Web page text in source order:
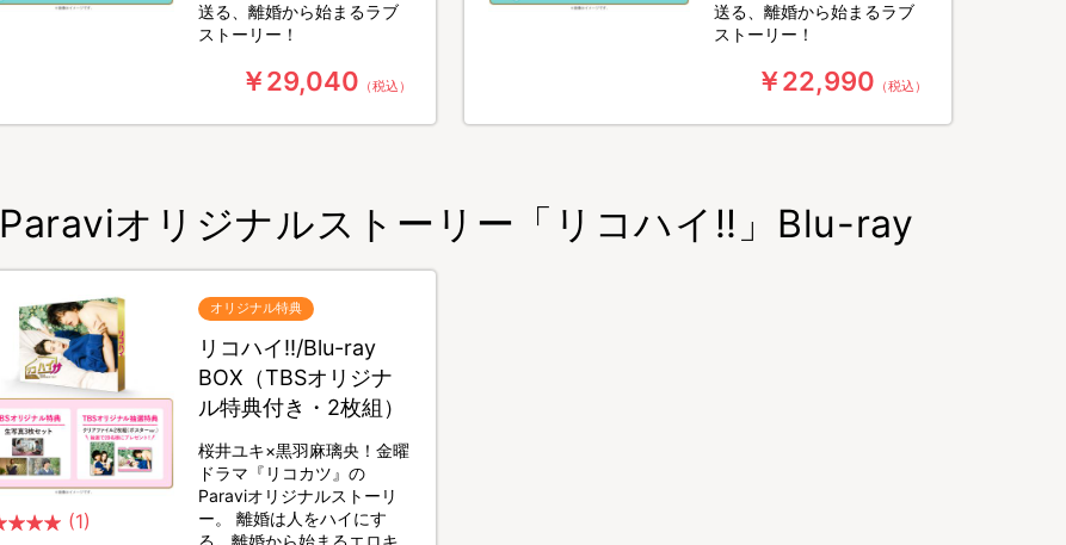
送る、離婚から始まるラブ
ストーリー！
￥29,040 （税込）
送る、離婚から始まるラブ
ストーリー！
￥22,990 （税込）
Paraviオリジナルストーリー「リコハイ!!」Blu-ray
(1)
オリジナル特典
リコハイ!!/Blu-ray
BOX（TBSオリジナ
ル特典付き・2枚組）
桜井ユキ×黒羽麻璃央！金曜
ドラマ『リコカツ』の
Paraviオリジナルストーリ
ー。 離婚は人をハイにす
る。離婚から始まるエロキ